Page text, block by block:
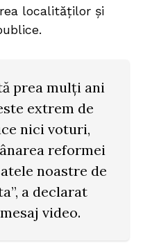
localităților și
prea mulți ani
extrem de
nici voturi,
reformei
noastre de
a declarat
video.